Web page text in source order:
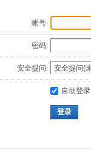
帐号:
密码:
安全提问:
自动登录
登录